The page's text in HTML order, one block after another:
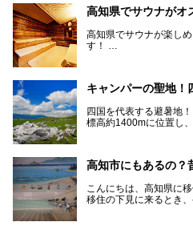
魅力がぎゅっと詰まっ
高知県はまた、カツオ
で育つ川魚、大皿にご
柚子などの柑橘類、地
でも知られます。ここ
高知県でサウナがオ
高知県でサウナが楽し
す！
ぜひこれを読んで高知
キャンパーの聖地！
四国を代表する避暑地！
標高約1400mに位置し
が見れる場所。
帰り温泉（お風呂）が
中でもライターおすす
高知市にもあるの？
こんにちは、高知県に
移住の下見に来るとき